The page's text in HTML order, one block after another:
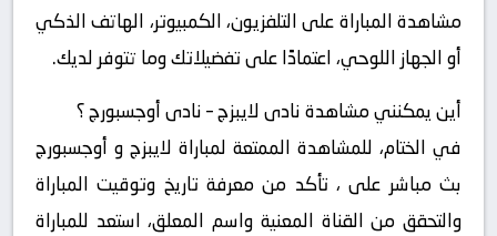
مشاهدة المباراة على التلفزيون، الكمبيوتر، الهاتف الذكي
أو الجهاز اللوحي، اعتمادًا على تفضيلاتك وما تتوفر لديك.
أين يمكنني مشاهدة ‎نادى لايبزج – نادى أوجسبورج ؟
في الختام، للمشاهدة الممتعة لمباراة لايبزج و أوجسبورج
بث مباشر على ، تأكد من معرفة تاريخ وتوقيت المباراة
والتحقق من القناة المعنية واسم المعلق، استعد للمباراة